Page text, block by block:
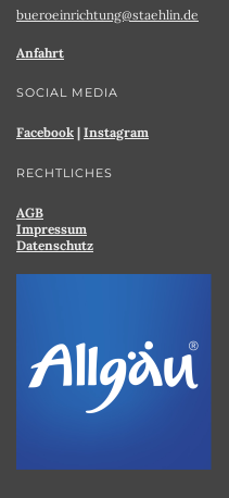
bueroeinrichtung@staehlin.de
Anfahrt
SOCIAL MEDIA
Facebook | Instagram
RECHTLICHES
AGB
Impressum
Datenschutz